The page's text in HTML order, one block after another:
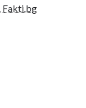
Fakti.bg